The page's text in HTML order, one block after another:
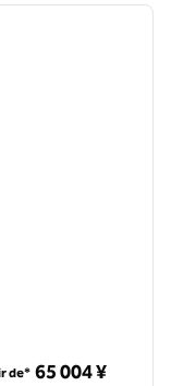
de* 65 004 ¥